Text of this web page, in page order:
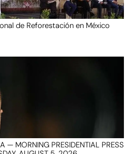
de Reforestación en México
— MORNING PRESIDENTIAL PRESS